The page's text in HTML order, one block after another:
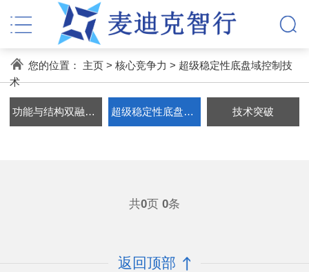
您的位置： 主页> 核心竞争力 > 超级稳定性底盘域控制技
术
功能与结构双融合集成技术 超级稳定性底盘域控制技术 技术突破
共0页 0条
返回顶部